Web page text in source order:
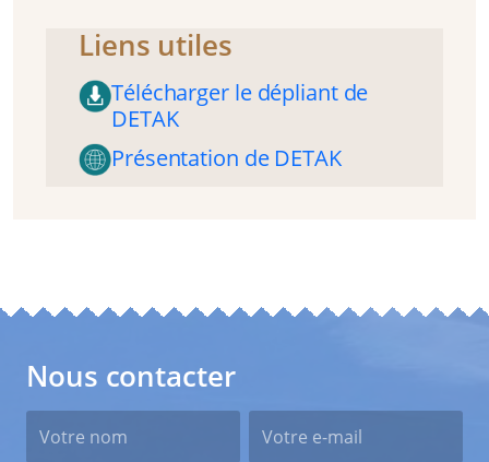
Liens utiles
Télécharger le dépliant de
DETAK
Présentation de DETAK
Nous contacter